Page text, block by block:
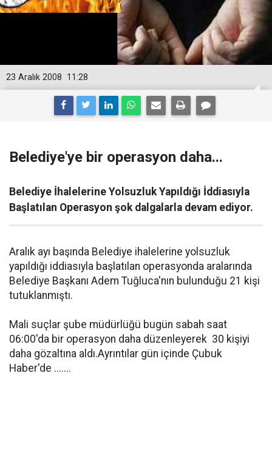
11:28
23 Aralık 2008
Belediye'ye bir operasyon daha...
Belediye İhalelerine Yolsuzluk Yapıldığı İddiasıyla
Başlatılan Operasyon şok dalgalarla devam ediyor.
Aralık ayı başında Belediye ihalelerine yolsuzluk
yapıldığı iddiasıyla başlatılan operasyonda aralarında
Belediye Başkanı Adem Tuğluca'nın bulunduğu 21 kişi
tutuklanmıştı.
Mali suçlar şube müdürlüğü bugün sabah saat
06:00'da bir operasyon daha düzenleyerek 30 kişiyi
daha gözaltına aldı.Ayrıntılar gün içinde Çubuk
Haber'de .......